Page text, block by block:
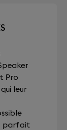
Pro
leur
parfait